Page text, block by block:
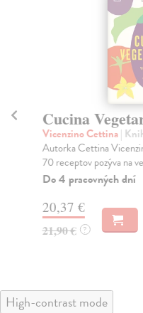
Cucina
Vicenzino Cettina|
Autorka Cettina
70 receptov pozýva na
Do 4 pracovných dní
20,37 €
21,90 € ?
High-contrast mode